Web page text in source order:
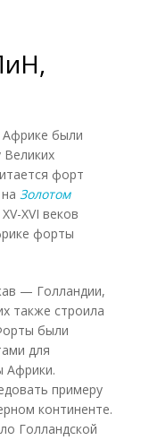
были
Великих
форт
Золотом
XVI веков
форты
— Голландии,
также строила
были
для
Африки.
примеру
континенте.
Голландской